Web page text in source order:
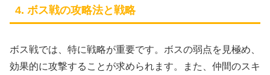
4. ボス戦の攻略法と戦略
ボス戦では、特に戦略が重要です。ボスの弱点を見極め、
効果的に攻撃することが求められます。また、仲間のスキ